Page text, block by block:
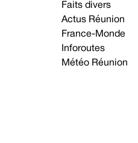
Faits divers
Actus Réunion
France-Monde
Inforoutes
Météo Réunion